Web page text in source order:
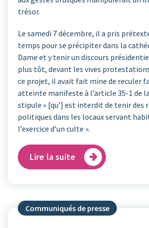
trésor.
Le samedi 7 décembre, il a pris
temps pour se précipiter dans la
Dame et y tenir un discours
plus tôt, devant les vives
ce projet, il avait fait mine de reculer
atteinte manifeste à l’article 35-1 de
stipule « [qu’] est interdit de tenir des
politiques dans les locaux servant
l’exercice d’un culte ».
Lire la suite
Communiqués de presse